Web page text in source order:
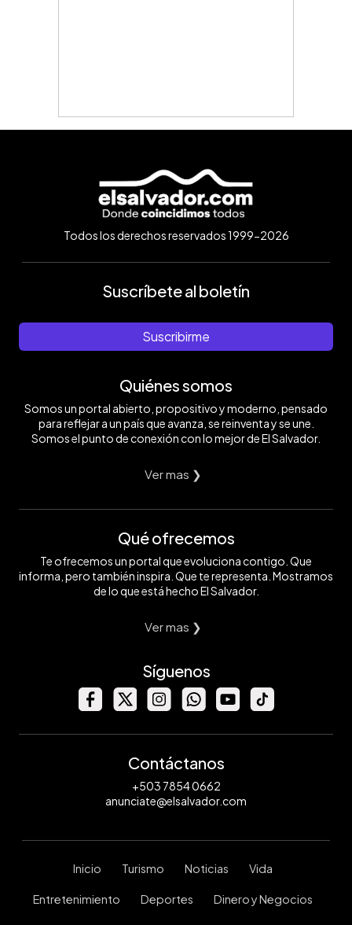
Todos los derechos reservados 1999-2026
Suscríbete al boletín
Suscribirme
Quiénes somos
Somos un portal abierto, propositivo y moderno, pensado
para reflejar a un país que avanza, se reinventa y se une.
Somos el punto de conexión con lo mejor de El Salvador.
Ver mas ❯
Qué ofrecemos
Te ofrecemos un portal que evoluciona contigo. Que
informa, pero también inspira. Que te representa. Mostramos
de lo que está hecho El Salvador.
Ver mas ❯
Síguenos
Contáctanos
+503 7854 0662
anunciate@elsalvador.com
Inicio Turismo Noticias Vida
Entretenimiento Deportes Dinero y Negocios